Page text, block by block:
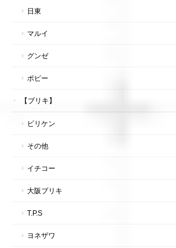
日東
マルイ
グンゼ
ポピー
【ブリキ】
ビリケン
その他
イチコー
大阪ブリキ
T.P.S
ヨネザワ